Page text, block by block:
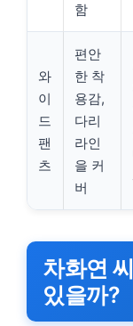
함
와
이
드
팬
츠
편안
한 착
용감,
다리
라인
을 커
버
차화연
있을까?